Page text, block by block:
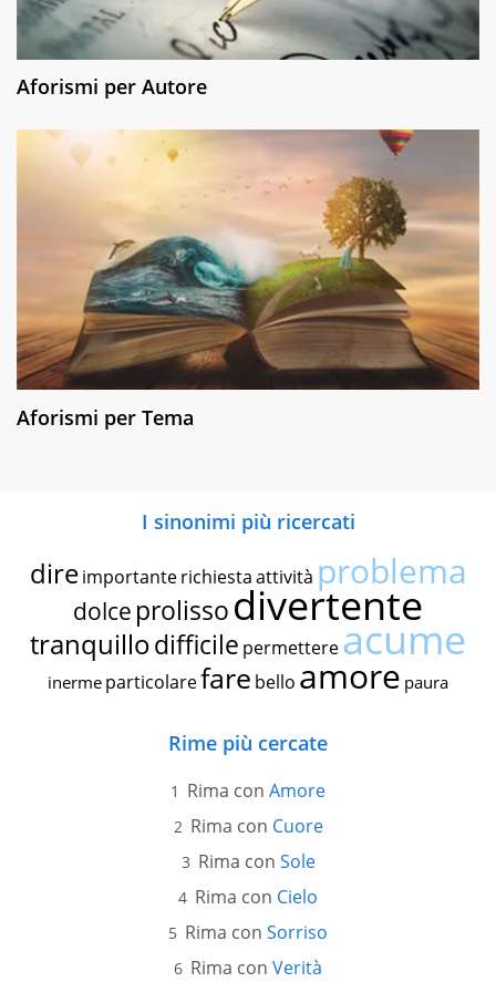
Aforismi per Autore
Aforismi per Tema
I sinonimi più ricercati
dire importante richiestaattività problema
dolce prolissodivertente
tranquillodifficile permettereacume
inerme particolarefare bello amore paura
Rime più cercate
Rima con Amore
Rima con Cuore
Rima con Sole
Rima con Cielo
Rima con Sorriso
Rima con Verità